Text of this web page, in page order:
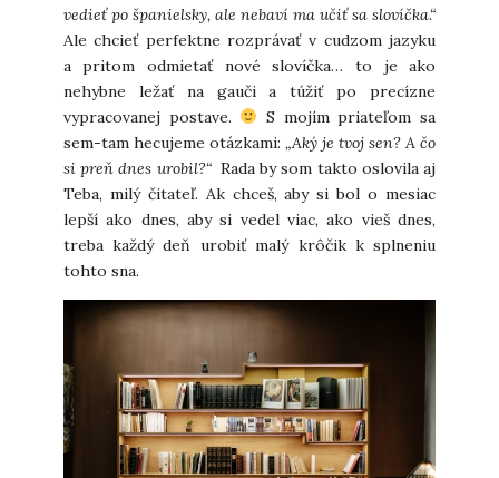
vedieť po španielsky, ale nebaví ma učiť sa slovíčka.“
Ale chcieť perfektne rozprávať v cudzom jazyku
a pritom odmietať nové slovíčka… to je ako
nehybne ležať na gauči a túžiť po precízne
vypracovanej postave.
S mojím priateľom sa
sem-tam hecujeme otázkami: „Aký je tvoj sen? A čo
si preň dnes urobil?“Rada by som takto oslovila aj
Teba, milý čitateľ. Ak chceš, aby si bol o mesiac
lepší ako dnes, aby si vedel viac, ako vieš dnes,
treba každý deň urobiť malý krôčik k splneniu
tohto sna.